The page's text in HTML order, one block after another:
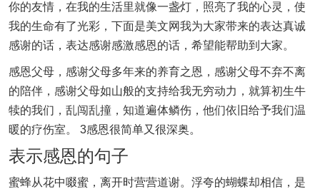
你的友情，在我的生活里就像一盏灯，照亮了我的心灵，使
我的生命有了光彩，下面是美文网我为大家带来的表达真诚
感谢的话，表达感谢感激感恩的话，希望能帮助到大家。
感恩父母，感谢父母多年来的养育之恩，感谢父母不弃不离
的陪伴，感谢父母如山般的支持给我无穷动力，就算初生牛
犊的我们，乱闯乱撞，知道遍体鳞伤，他们依旧给予我们温
暖的疗伤室。 3感恩很简单又很深奥。
表示感恩的句子
蜜蜂从花中啜蜜，离开时营营道谢。浮夸的蝴蝶却相信，是